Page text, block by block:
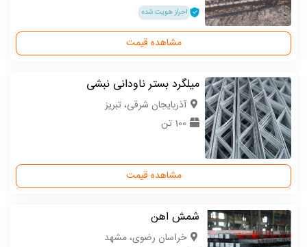
احراز هویت شده
مشاهده قیمت
میلگرد بستر ناودانی نبشی
آذربایجان شرقی، تبریز
100 تن
مشاهده قیمت
شمش اهن
خراسان رضوی، مشهد